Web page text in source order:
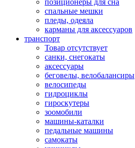
позиционеры для сна
спальные мешки
пледы, одеяла
карманы для аксеcсуаров
транспорт
Товар отсутствует
санки, снегокаты
аксессуары
беговелы, велобалансиры
велосипеды
гидроциклы
гироскутеры
зоомобили
машины-каталки
педальные машины
самокаты